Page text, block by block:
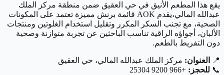
يقع هذا المطعم الأنيق في حي العقيق ضمن منطقة مركز الملك
عبدالله المالي،يقدم AOK قائمة برنش مميزة تعتمد على المكونات
الصحية، مع تجنب السكر المكرر وتقليل استخدام الغلوتين ومنتجات
الألبان، أجواؤه الراقية تناسب الباحثين عن تجربة متوازنة وصحية
دون التفريط بالطعم.
📍 العنوان: مركز الملك عبدالله المالي، حي العقيق
📞 للحجز: +966 9200 25304